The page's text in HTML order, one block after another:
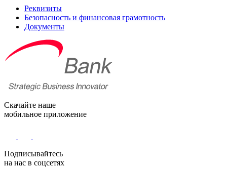
Реквизиты
Безопасность и финансовая грамотность
Документы
Скачайте наше
мобильное приложение
Подписывайтесь
на нас в соцсетях